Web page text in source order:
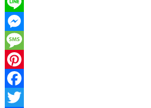
Line
Messenger
Message
Pinterest
Facebook